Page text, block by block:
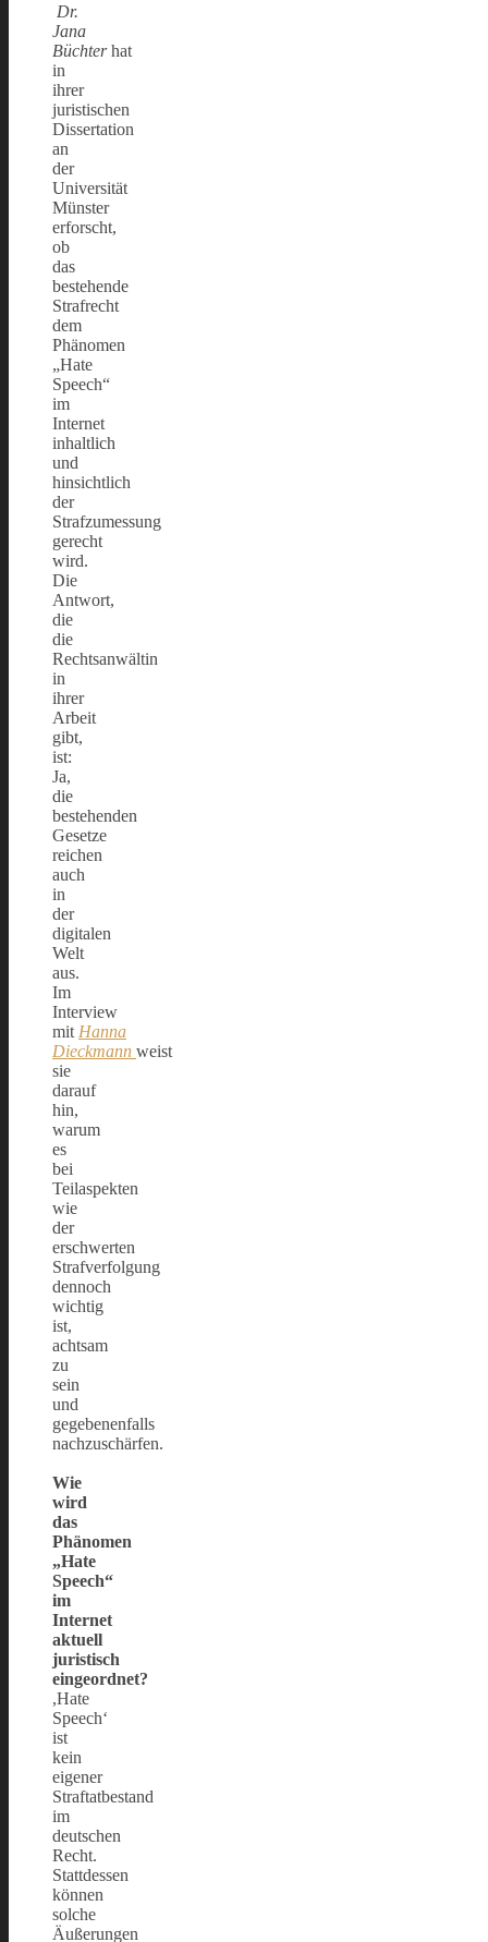
Dr.
Jana
Büchterhat
in
ihrer
juristischen
Dissertation
an
der
Universität
Münster
erforscht,
ob
das
bestehende
Strafrecht
dem
Phänomen
„Hate
Speech“
im
Internet
inhaltlich
und
hinsichtlich
der
Strafzumessung
gerecht
wird.
Die
Antwort,
die
die
Rechtsanwältin
in
ihrer
Arbeit
gibt,
ist:
Ja,
die
bestehenden
Gesetze
reichen
auch
in
der
digitalen
Welt
aus.
Im
Interview
mit Hanna
Dieckmann weist
sie
darauf
hin,
warum
es
bei
Teilaspekten
wie
der
erschwerten
Strafverfolgung
dennoch
wichtig
ist,
achtsam
zu
sein
und
gegebenenfalls
nachzuschärfen.
Wie
wird
das
Phänomen
„Hate
Speech“
im
Internet
aktuell
juristisch
eingeordnet?
,Hate
Speech‘
ist
kein
eigener
Straftatbestand
im
deutschen
Recht.
Stattdessen
können
solche
Äußerungen